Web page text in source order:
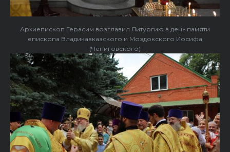
Архиепископ Герасим возглавил Литургию в день памяти
епископа Владикавказского и Моздокского Иосифа
(Чепиговского)